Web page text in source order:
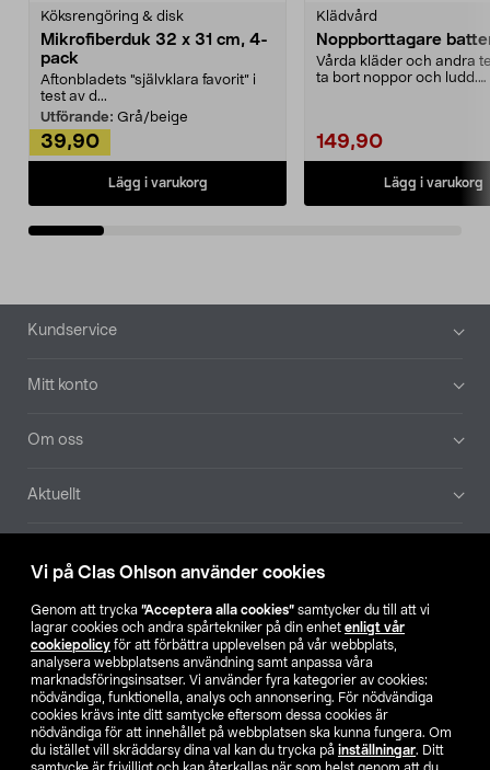
Vi på Clas Ohlson använder cookies
Genom att trycka ”Acceptera alla cookies” samtycker du till att vi
lagrar cookies och andra spårtekniker på din enhet enligt vår
cookiepolicy för att förbättra upplevelsen på vår webbplats,
analysera webbplatsens användning samt anpassa våra
marknadsföringsinsatser. Vi använder fyra kategorier av cookies:
nödvändiga, funktionella, analys och annonsering. För nödvändiga
cookies krävs inte ditt samtycke eftersom dessa cookies är
nödvändiga för att innehållet på webbplatsen ska kunna fungera. Om
du istället vill skräddarsy dina val kan du trycka på inställningar. Ditt
Köksrengöring & disk
Mikrofiberduk 32 x 31 cm, 4-
pack
Aftonbladets "självklara favorit” i
test av d...
Utförande: Grå/beige
39,90
Lägg i varukorg
Klädvård
Noppborttagare
Vårda kläder och andra
ta bort noppor och ludd.
149,90
Lägg i varukorg
Sidfot
Kundservice
Mitt konto
Om oss
Aktuellt
Hitta butik
SE NO FI